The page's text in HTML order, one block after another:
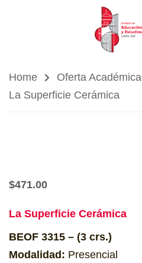
Home Oferta Académica
La Superficie Cerámica
$471.00
La Superficie Cerámica
BEOF 3315 – (3 crs.)
Modalidad: Presencial